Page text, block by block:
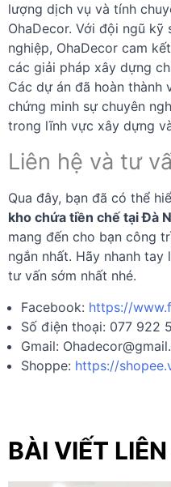
lượng dịch vụ và tính
OhaDecor. Với đội ngũ kỹ
nghiệp, OhaDecor cam
các giải pháp xây dựng
Các dự án đã hoàn thành
chứng minh sự chuyên
trong lĩnh vực xây dựng
Liên hệ và tư
Qua đây, bạn đã có thể
kho chứa tiền chế tại Đà
mang đến cho bạn công
ngắn nhất. Hãy nhanh
tư vấn sớm nhất nhé.
Facebook: https://
Số điện thoại: 077 922
Gmail:
Shoppe: https://
BÀI VIẾT